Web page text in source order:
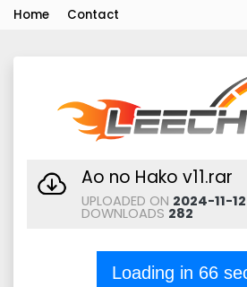
Home Contact
Ao no Hako v11.rar
UPLOADED ON 2024-11-12
DOWNLOADS 282
Loading in 66